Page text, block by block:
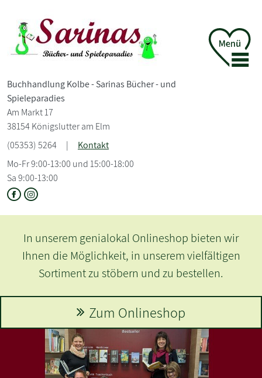
Buchhandlung Kolbe - Sarinas Bücher - und
Spieleparadies
Am Markt 17
38154 Königslutter am Elm
(05353) 5264
|
Kontakt
Mo-Fr 9:00-13:00 und 15:00-18:00
Sa 9:00-13:00
In unserem genialokal Onlineshop bieten wir
Ihnen die Möglichkeit, in unserem vielfältigen
Sortiment zu stöbern und zu bestellen.
Zum Onlineshop